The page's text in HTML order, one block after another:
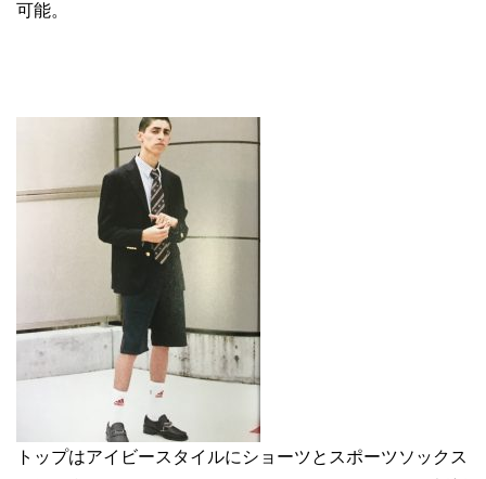
可能。
トップはアイビースタイルにショーツとスポーツソックス